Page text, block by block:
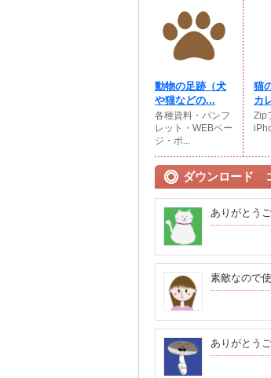
動物の足跡（犬
や猫などの...
各種資料・パンフ
レット・WEBペー
ジ・ポ...
猫
カ
Zip
ダウンロード
ありがとう
素敵なので
ありがとう